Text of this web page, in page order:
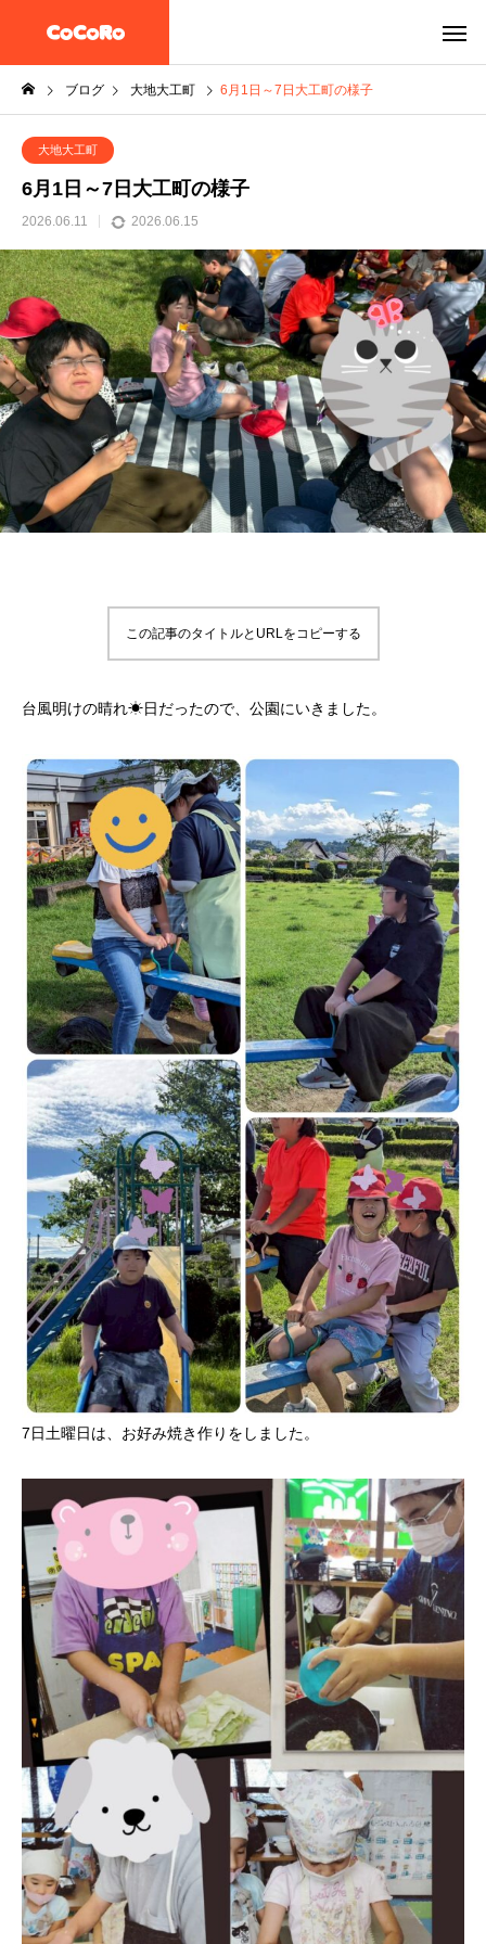
ブログ 大地大工町 6月1日～7日大工町の様子
大地大工町
6月1日～7日大工町の様子
2026.06.11 2026.06.15
この記事のタイトルとURLをコピーする
台風明けの晴れ☀日だったので、公園にいきました。
7日土曜日は、お好み焼き作りをしました。